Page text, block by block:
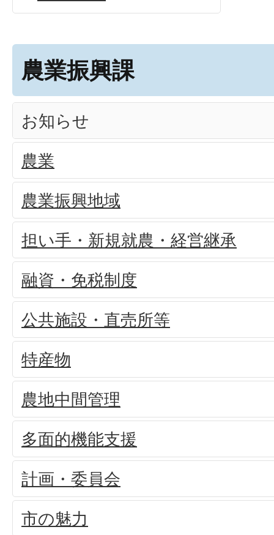
農業振興課
お知らせ
農業
農業振興地域
担い手・新規就農・経営継承
融資・免税制度
公共施設・直売所等
特産物
農地中間管理
多面的機能支援
計画・委員会
市の魅力